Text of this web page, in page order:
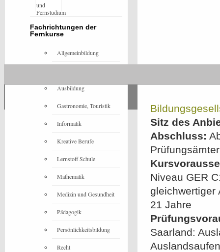
Sitz des
Abschluss:
Prüfungsämter
Niveau GER
gleichwertiger
21 Jahre
Saarland:
Fachrichtungen der
Fernkurse
Allgemeinbildung
Ausbildung
Gastronomie, Touristik
Informatik
Kreative Berufe
Lernstoff Schule
Mathematik
Medizin und Gesundheit
Pädagogik
Persönlichkeitsbildung
Recht